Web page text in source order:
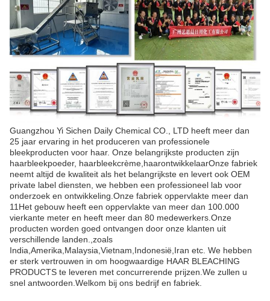
Guangzhou Yi Sichen Daily Chemical CO., LTD heeft meer dan
25 jaar ervaring in het produceren van professionele
bleekproducten voor haar. Onze belangrijkste producten zijn
haarbleekpoeder, haarbleekcrème,haarontwikkelaarOnze fabriek
neemt altijd de kwaliteit als het belangrijkste en levert ook OEM
private label diensten, we hebben een professioneel lab voor
onderzoek en ontwikkeling.Onze fabriek oppervlakte meer dan
11Het gebouw heeft een oppervlakte van meer dan 100.000
vierkante meter en heeft meer dan 80 medewerkers.Onze
producten worden goed ontvangen door onze klanten uit
verschillende landen.,zoals
India,Amerika,Malaysia,Vietnam,Indonesië,Iran etc. We hebben
er sterk vertrouwen in om hoogwaardige HAAR BLEACHING
PRODUCTS te leveren met concurrerende prijzen.We zullen u
snel antwoorden.Welkom bij ons bedrijf en fabriek.